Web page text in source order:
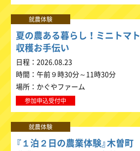
就農体験
夏の農ある暮らし！ミニトマト
収穫お手伝い
日程
2026.08.23
時間
午前９時30分～11時30分
場所
かぐやファーム
参加申込受付中
就農体験
『１泊２日の農業体験』木曽町